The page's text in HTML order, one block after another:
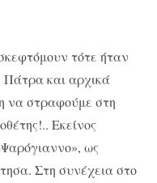
τότε ήταν
Πάτρα και αρχικά
να στραφούμε στη
Εκείνος
ως
Στη συνέχεια στο